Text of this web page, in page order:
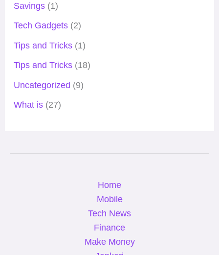
Savings(1)
Tech Gadgets(2)
Tips and Tricks(1)
Tips and Tricks(18)
Uncategorized (9)
What is(27)
Home
Mobile
Tech News
Finance
Make Money